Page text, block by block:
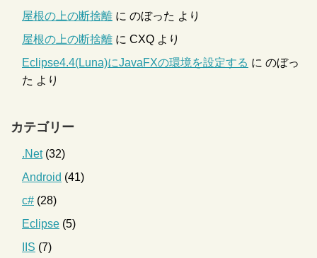
屋根の上の断捨離 に のぼった より
屋根の上の断捨離 に CXQ より
Eclipse4.4(Luna)にJavaFXの環境を設定する に のぼっ
た より
カテゴリー
.Net(32)
Android (41)
c# (28)
Eclipse (5)
IIS (7)